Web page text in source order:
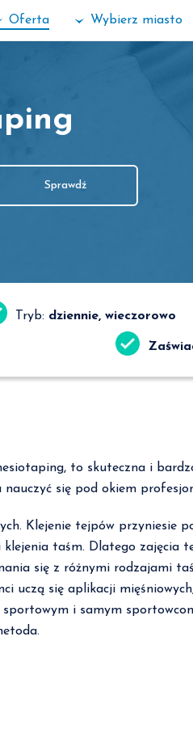
Oferta Wybierz miasto
Sprawdź
Tryb: dziennie, wieczorowo
to skuteczna i
nauczyć się pod okiem
Klejenie tejpów
klejenia taśm. Dlatego
się z różnymi rodzajami
uczą się aplikacji
i samym